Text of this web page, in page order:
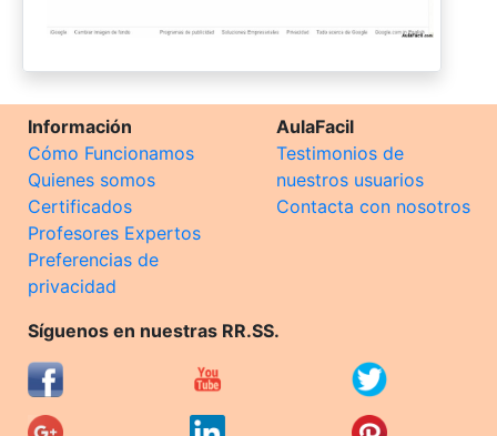
Información
Cómo Funcionamos
Quienes somos
Certificados
Profesores Expertos
Preferencias de
privacidad
AulaFacil
Testimonios de
nuestros usuarios
Contacta con nosotros
Síguenos en nuestras RR.SS.